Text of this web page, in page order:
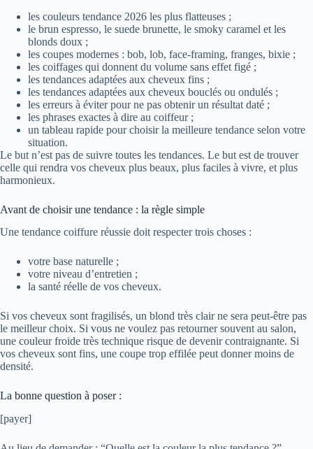
les couleurs tendance 2026 les plus flatteuses ;
le brun espresso, le suede brunette, le smoky caramel et les
blonds doux ;
les coupes modernes : bob, lob, face-framing, franges, bixie ;
les coiffages qui donnent du volume sans effet figé ;
les tendances adaptées aux cheveux fins ;
les tendances adaptées aux cheveux bouclés ou ondulés ;
les erreurs à éviter pour ne pas obtenir un résultat daté ;
les phrases exactes à dire au coiffeur ;
un tableau rapide pour choisir la meilleure tendance selon votre
situation.
Le but n’est pas de suivre toutes les tendances. Le but est de trouver
celle qui rendra vos cheveux plus beaux, plus faciles à vivre, et plus
harmonieux.
Avant de choisir une tendance : la règle simple
Une tendance coiffure réussie doit respecter trois choses :
votre base naturelle ;
votre niveau d’entretien ;
la santé réelle de vos cheveux.
Si vos cheveux sont fragilisés, un blond très clair ne sera peut-être pas
le meilleur choix. Si vous ne voulez pas retourner souvent au salon,
une couleur froide très technique risque de devenir contraignante. Si
vos cheveux sont fins, une coupe trop effilée peut donner moins de
densité.
La bonne question à poser :
[payer]